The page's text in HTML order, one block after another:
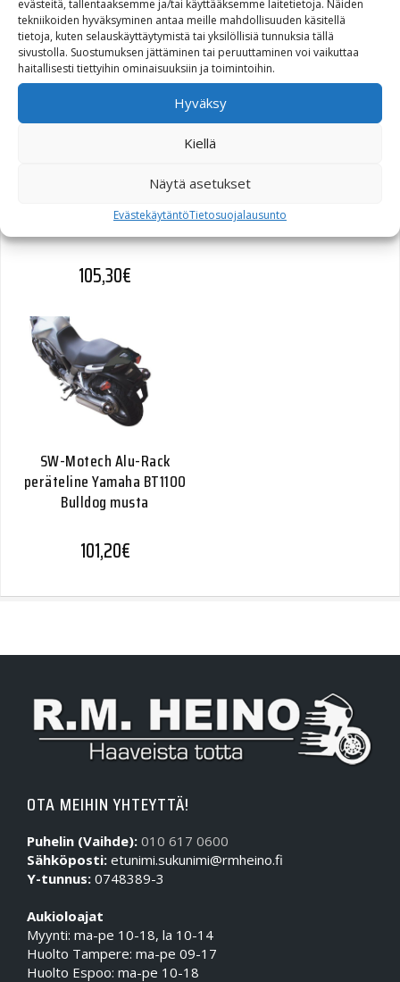
evästeitä, tallentaaksemme ja/tai käyttääksemme laitetietoja. Näiden
tekniikoiden hyväksyminen antaa meille mahdollisuuden käsitellä
tietoja, kuten selauskäyttäytymistä tai yksilöllisiä tunnuksia tällä
sivustolla. Suostumuksen jättäminen tai peruuttaminen voi vaikuttaa
haitallisesti tiettyihin ominaisuuksiin ja toimintoihin.
Hyväksy
Kiellä
Näytä asetukset
EvästekäytäntöTietosuojalausunto
RS/ST 955i
151,80€
SW-Motech Alu-Rack
peräteline Yamaha XJ600
Diversion
105,30€
SW-Motech Alu-Rack
peräteline Yamaha BT1100
Bulldog musta
101,20€
OTA MEIHIN YHTEYTTÄ!
Puhelin (Vaihde): 010 617 0600
Sähköposti: etunimi.sukunimi@rmheino.fi
Y-tunnus: 0748389-3
Aukioloajat
Myynti: ma-pe 10-18, la 10-14
Huolto Tampere: ma-pe 09-17
Huolto Espoo: ma-pe 10-18